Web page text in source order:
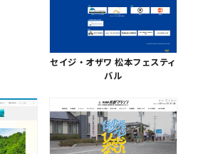
セイジ・オザワ 松本フェスティ
バル